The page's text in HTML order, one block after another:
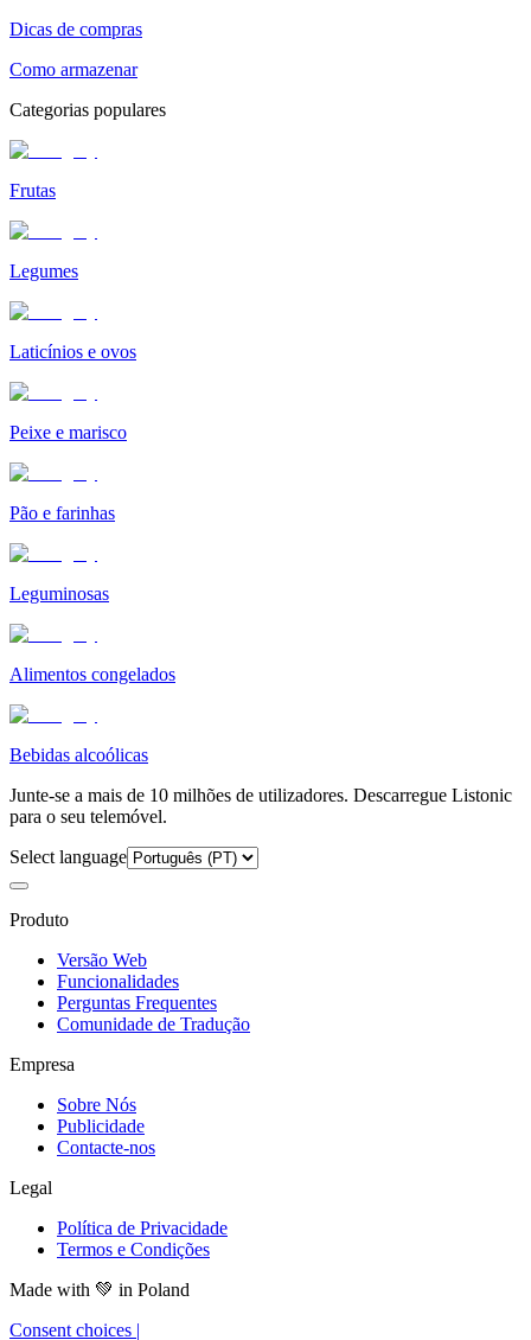
Dicas de compras
Como armazenar
Categorias populares
Frutas
Legumes
Laticínios e ovos
Peixe e marisco
Pão e farinhas
Leguminosas
Alimentos congelados
Bebidas alcoólicas
Junte-se a mais de 10 milhões de utilizadores. Descarregue Listonic
para o seu telemóvel.
Select language
Produto
Versão Web
Funcionalidades
Perguntas Frequentes
Comunidade de Tradução
Empresa
Sobre Nós
Publicidade
Contacte-nos
Legal
Política de Privacidade
Termos e Condições
Made with 💚 in Poland
Consent choices |